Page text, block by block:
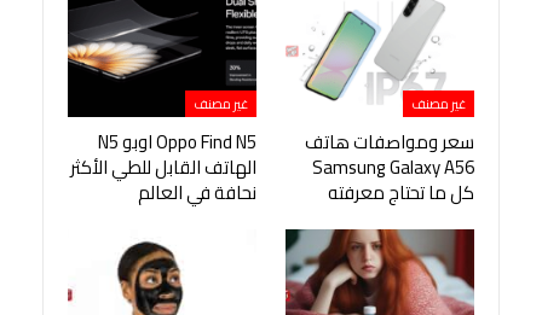
غير مصنف
سعر ومواصفات هاتف
Samsung Galaxy A56
كل ما تحتاج معرفته
غير مصنف
Oppo Find N5 اوبو N5
الهاتف القابل للطي الأكثر
نحافة في العالم